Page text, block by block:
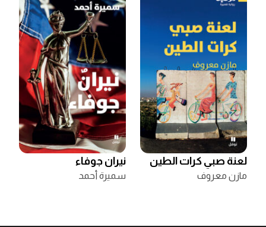
لعنة صبي كرات الطين
مازن معروف
نيران جوفاء
سميرة أحمد